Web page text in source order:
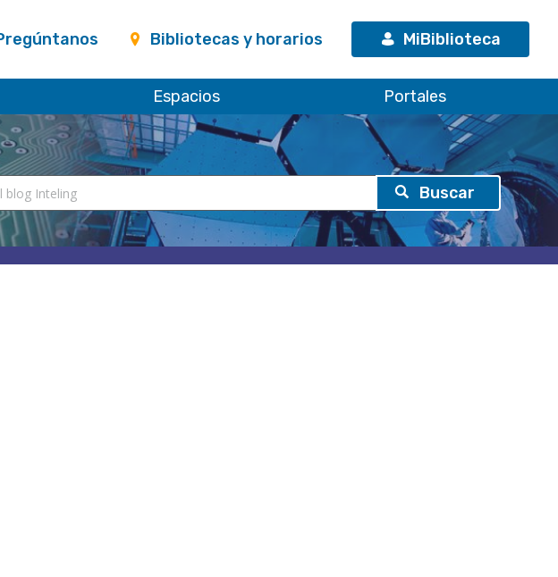
Bibliotecas y horarios MiBiblioteca
Espacios Portales